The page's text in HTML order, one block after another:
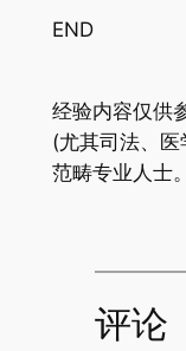
END
经验内容仅供
(尤其司法、
范畴专业人士。
评论